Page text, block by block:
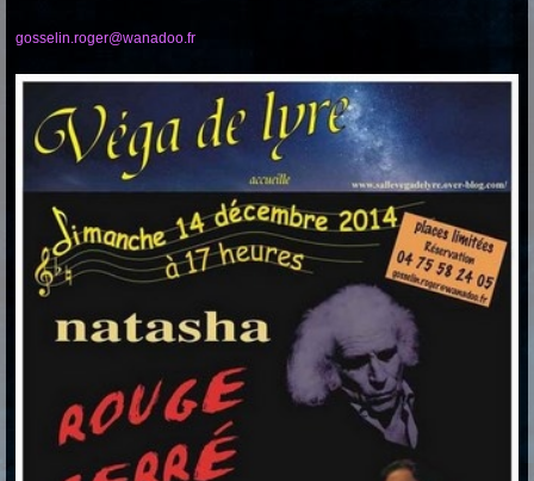
gosselin.roger@wanadoo.fr